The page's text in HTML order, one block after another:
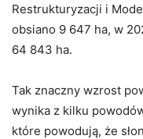
Restrukturyzacji i
obsiano 9 647 ha, w
64 843 ha.
Tak znaczny wzrost
wynika z kilku
które powodują, że